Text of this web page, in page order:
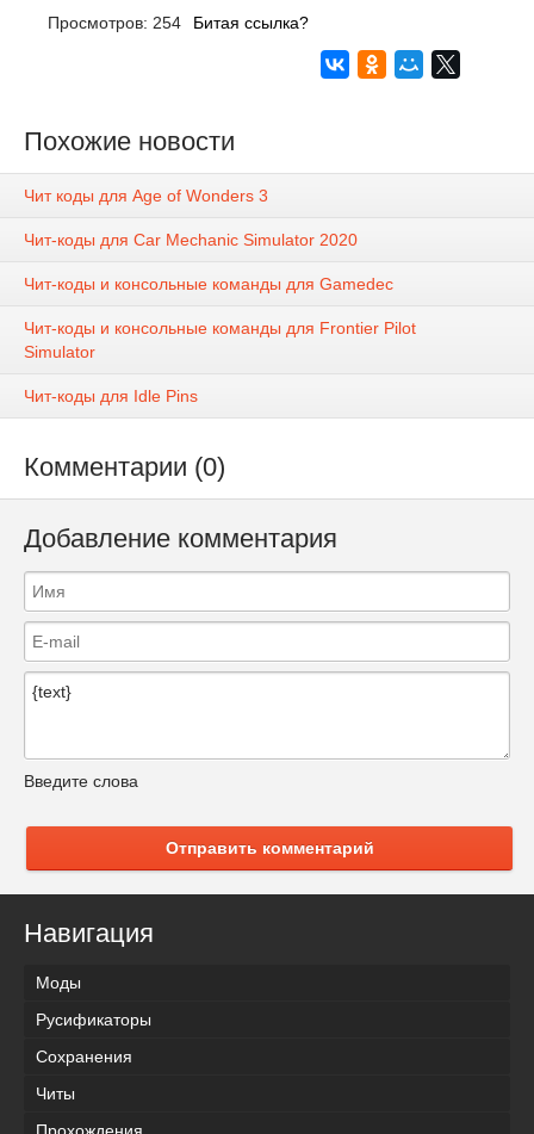
Просмотров: 254 Битая ссылка?
Похожие новости
Чит коды для Age of Wonders 3
Чит-коды для Car Mechanic Simulator 2020
Чит-коды и консольные команды для Gamedec
Чит-коды и консольные команды для Frontier Pilot
Simulator
Чит-коды для Idle Pins
Комментарии (0)
Добавление комментария
Введите слова
Отправить комментарий
Навигация
Моды
Русификаторы
Сохранения
Читы
Прохождения